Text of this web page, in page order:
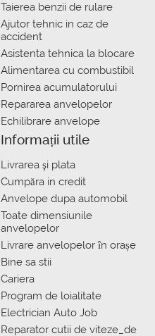
Taierea benzii de rulare
Ajutor tehnic in caz de
accident
Asistenta tehnica la blocare
Alimentarea cu combustibil
Pornirea acumulatorului
Repararea anvelopelor
Echilibrare anvelope
Informații utile
Livrarea şi plata
Сumpăra in credit
Anvelope dupa automobil
Toate dimensiunile
anvelopelor
Livrare anvelopelor în orașe
Bine sa stii
Cariera
Program de loialitate
Electrician Auto Job
Reparator cutii de viteze_de